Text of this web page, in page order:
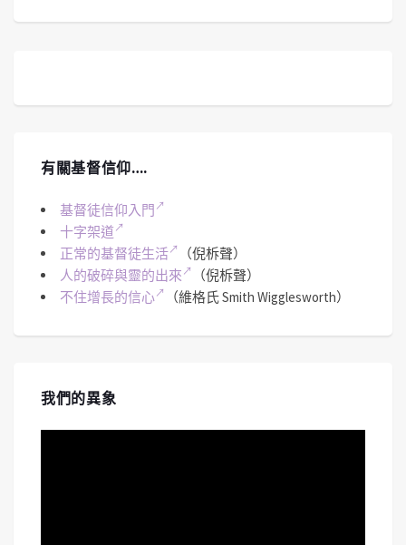
有關基督信仰….
基督徒信仰入門
十字架道
正常的基督徒生活
（倪柝聲）
人的破碎與靈的出來
（倪柝聲）
不住增長的信心
（維格氏 Smith Wigglesworth）
我們的異象